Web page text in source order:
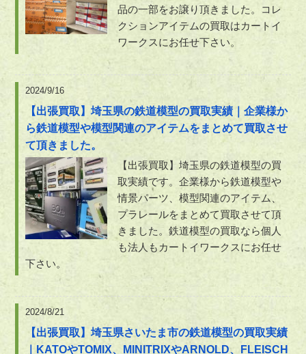
品の一部をお譲り頂きました。コレ
クションアイテムの買取はカートイ
ワークスにお任せ下さい。
2024/9/16
【出張買取】埼玉県の鉄道模型の買取実績｜企業様か
ら鉄道模型や模型関連のアイテムをまとめて買取させ
て頂きました。
【出張買取】埼玉県の鉄道模型の買
取実績です。企業様から鉄道模型や
情景パーツ、模型関連のアイテム、
プラレールをまとめて買取させて頂
きました。鉄道模型の買取なら個人
も法人もカートイワークスにお任せ
下さい。
2024/8/21
【出張買取】埼玉県さいたま市の鉄道模型の買取実績
｜KATOやTOMIX、MINITRIXやARNOLD、FLEISCH